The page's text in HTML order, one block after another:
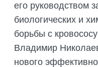
его руководством
биологических и
борьбы с
Владимир
нового